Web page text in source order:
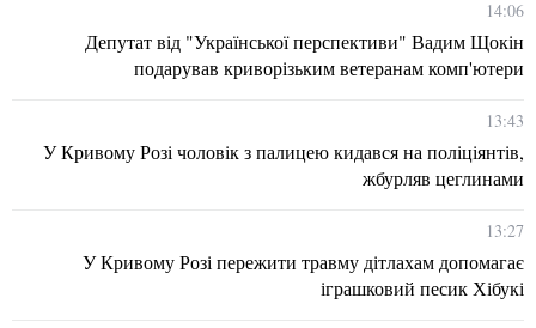
14:06
Депутат від "Української перспективи" Вадим Щокін
подарував криворізьким ветеранам комп'ютери
13:43
У Кривому Розі чоловік з палицею кидався на поліціянтів,
жбурляв цеглинами
13:27
У Кривому Розі пережити травму дітлахам допомагає
іграшковий песик Хібукі